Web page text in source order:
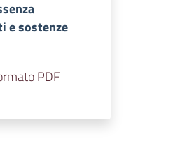
e sostenze
PDF